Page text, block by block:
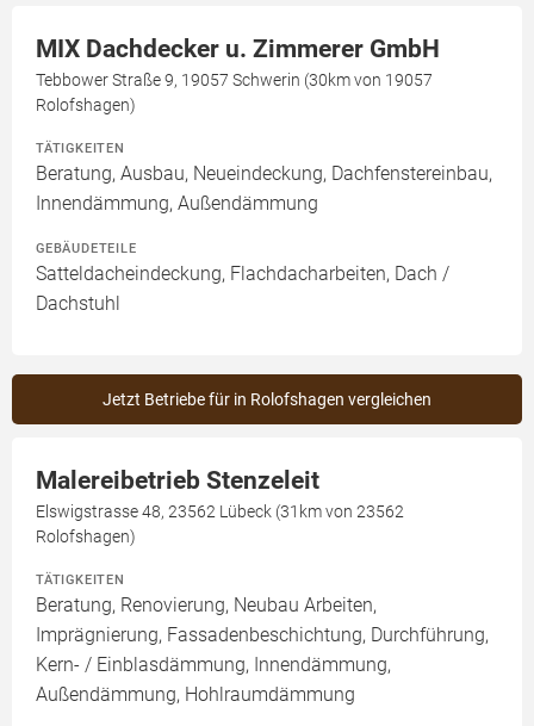
MIX Dachdecker u. Zimmerer GmbH
Tebbower Straße 9, 19057 Schwerin (30km von 19057
Rolofshagen)
TÄTIGKEITEN
Beratung, Ausbau, Neueindeckung, Dachfenstereinbau,
Innendämmung, Außendämmung
GEBÄUDETEILE
Satteldacheindeckung, Flachdacharbeiten, Dach /
Dachstuhl
Jetzt Betriebe für in Rolofshagen vergleichen
Malereibetrieb Stenzeleit
Elswigstrasse 48, 23562 Lübeck (31km von 23562
Rolofshagen)
TÄTIGKEITEN
Beratung, Renovierung, Neubau Arbeiten,
Imprägnierung, Fassadenbeschichtung, Durchführung,
Kern- / Einblasdämmung, Innendämmung,
Außendämmung, Hohlraumdämmung